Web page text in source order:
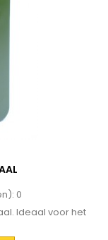
0
Ideaal voor het